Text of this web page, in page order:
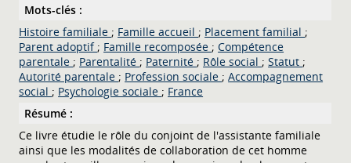
Mots-clés :
Histoire familiale ; Famille accueil ; Placement familial ;
Parent adoptif ; Famille recomposée ; Compétence
parentale ; Parentalité ; Paternité ; Rôle social ; Statut ;
Autorité parentale ; Profession sociale ; Accompagnement
social ; Psychologie sociale ; France
Résumé :
Ce livre étudie le rôle du conjoint de l'assistante familiale
ainsi que les modalités de collaboration de cet homme